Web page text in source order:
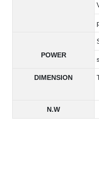
POWER
DIMENSION
N.W